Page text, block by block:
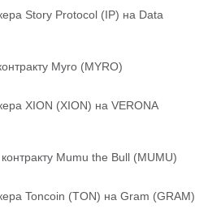
Story Protocol (IP) на Data
Myro (MYRO)
XION (XION) на VERONA
Mumu the Bull (MUMU)
Toncoin (TON) на Gram (GRAM)